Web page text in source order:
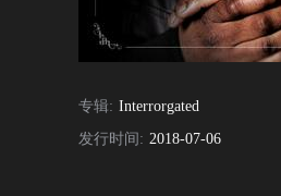
专辑: Interrorgated
发行时间: 2018-07-06